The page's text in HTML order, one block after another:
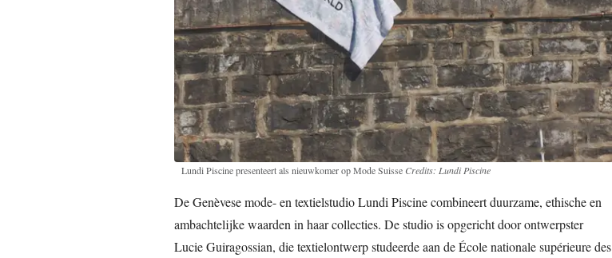
Lundi Piscine presenteert als nieuwkomer op Mode Suisse Credits: Lundi Piscine
De Genèvese mode- en textielstudio Lundi Piscine combineert duurzame, ethische en
ambachtelijke waarden in haar collecties. De studio is opgericht door ontwerpster
Lucie Guiragossian, die textielontwerp studeerde aan de École nationale supérieure des